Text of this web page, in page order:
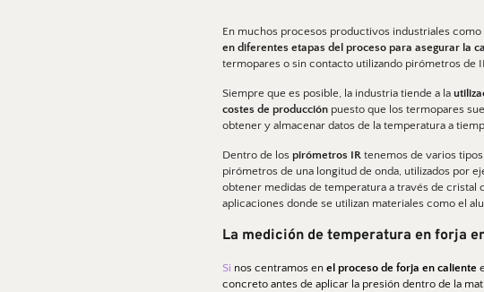
En muchos procesos productivos industriales
en diferentes etapas del proceso para asegurar la
termopares o sin contacto utilizando pirómetros de
Siempre que es posible, la industria tiende a la
costes de producción puesto que los termopares
obtener y almacenar datos de la temperatura a
Dentro de los pirómetros IR tenemos de varios
pirómetros de una longitud de onda, utilizados por
obtener medidas de temperatura a través de cristal
aplicaciones donde se utilizan materiales como el
La medición de temperatura en forja
Si nos centramos en el proceso de forja en caliente
concreto antes de aplicar la presión dentro de la